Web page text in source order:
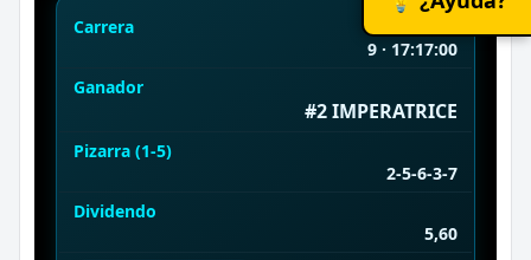
Carrera
9 · 17:17:00
Ganador
#2 IMPERATRICE
Pizarra (1-5)
2-5-6-3-7
Dividendo
5,60